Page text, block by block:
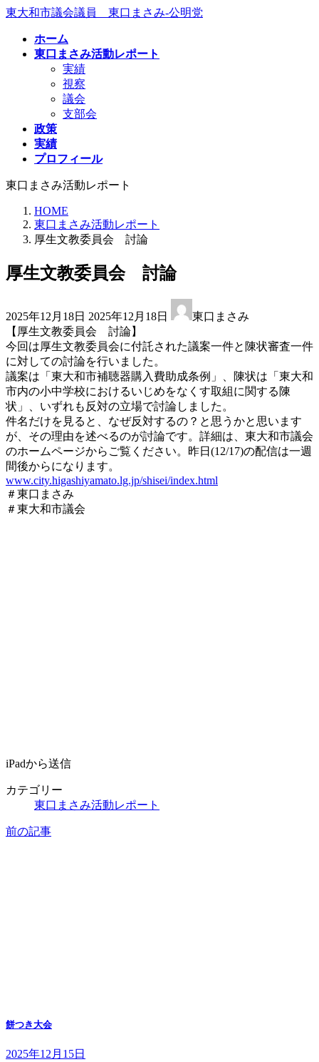
コ
ナ
東大和市議会議員 東口まさみ-公明党
ホーム
東口まさみ活動レポート
実績
視察
議会
支部会
政策
実績
プロフィール
東口まさみ活動レポート
HOME
東口まさみ活動レポート
厚生文教委員会 討論
厚生文教委員会 討論
2025年12月18日 終
更
新
日
時
:
2025年12月18日
東口まさみ
【厚生文教委員会 討論】
今回は厚生文教委員会に付託された議案一件と陳状審査一件
に対しての討論を行いました。
議案は「東大和市補聴器購入費助成条例」、陳状は「東大和
市内の小中学校におけるいじめをなくす取組に関する陳
状」、いずれも反対の立場で討論しました。
件名だけを見ると、なぜ反対するの？と思うかと思います
が、その理由を述べるのが討論です。詳細は、東大和市議会
のホームページからご覧ください。昨日(12/17)の配信は一週
間後からになります。
www.city.higashiyamato.lg.jp/shisei/index.html
＃東口まさみ
＃東大和市議会
iPadから送信
カテゴリー
東口まさみ活動レポート
前の記事
餅つき大会
2025年12月15日